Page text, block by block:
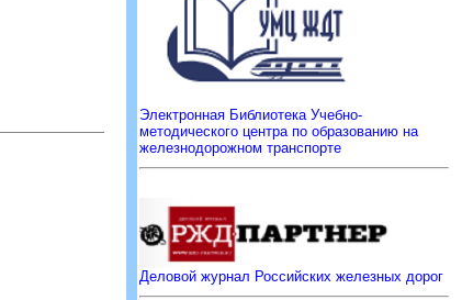
Электронная Библиотека Учебно-
методического центра по образованию на
железнодорожном транспорте
Деловой журнал Российских железных дорог